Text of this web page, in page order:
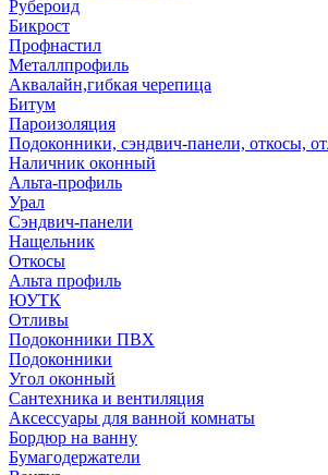
Рубероид
Бикрост
Профнастил
Металлпрофиль
Аквалайн,гибкая черепица
Битум
Пароизоляция
Подоконники, сэндвич-панели, откосы,
Наличник оконный
Альта-профиль
Урал
Сэндвич-панели
Нащельник
Откосы
Альта профиль
ЮУТК
Отливы
Подоконники ПВХ
Подоконники
Угол оконный
Сантехника и вентиляция
Аксессуары для ванной комнаты
Бордюр на ванну
Бумагодержатели